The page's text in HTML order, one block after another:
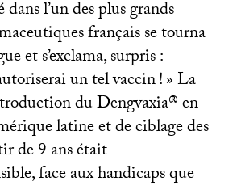
l’un des plus grands
français se tourna
et s’exclama, surpris :
un tel vaccin!» La
du Dengvaxia® en
latine et de ciblage des
de 9 ans était
face aux handicaps que